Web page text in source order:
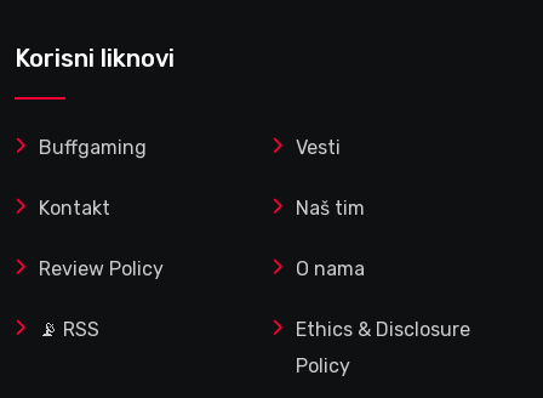
Korisni liknovi
Buffgaming Vesti
Kontakt Naš tim
Review Policy O nama
📡 RSS
Ethics & Disclosure
Policy